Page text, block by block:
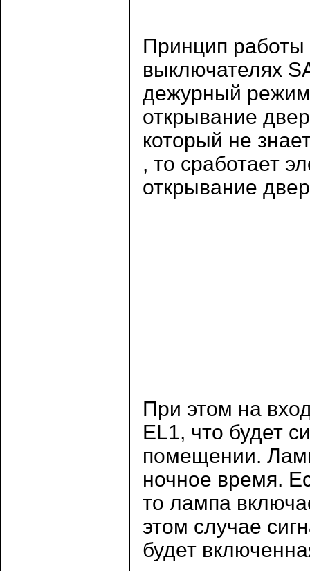
Принцип
выключателях
дежурный
открывание
который не
, то сработает
открывание
При этом на
EL1, что будет
помещении.
ночное время.
то лампа
этом случае
будет